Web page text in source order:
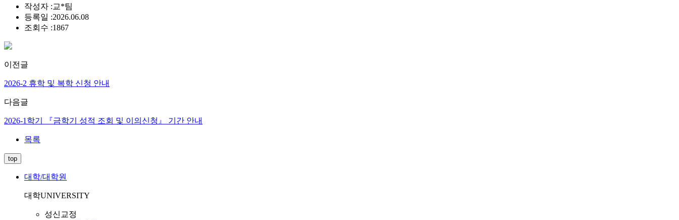
작성자 :교*팀
등록일 :2026.06.08
조회수 :1867
이전글
2026-2 휴학 및 복학 신청 안내
다음글
2026-1학기 『금학기 성적 조회 및 이의신청』 기간 안내
목록
top
대학/대학원
대학UNIVERSITY
성신교정